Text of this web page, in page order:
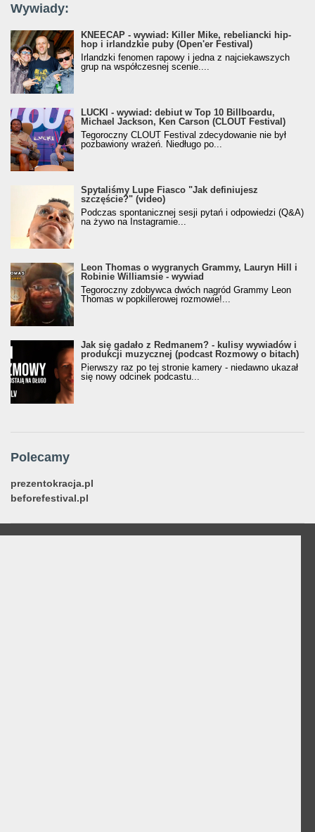
Wywiady:
KNEECAP - wywiad: Killer Mike, rebeliancki hip-
hop i irlandzkie puby (Open'er Festival)
Irlandzki fenomen rapowy i jedna z najciekawszych
grup na współczesnej scenie....
LUCKI - wywiad: debiut w Top 10 Billboardu,
Michael Jackson, Ken Carson (CLOUT Festival)
Tegoroczny CLOUT Festival zdecydowanie nie był
pozbawiony wrażeń. Niedługo po...
Spytaliśmy Lupe Fiasco "Jak definiujesz
szczęście?" (video)
Podczas spontanicznej sesji pytań i odpowiedzi (Q&A)
na żywo na Instagramie...
Leon Thomas o wygranych Grammy, Lauryn Hill i
Robinie Williamsie - wywiad
Tegoroczny zdobywca dwóch nagród Grammy Leon
Thomas w popkillerowej rozmowie!...
Jak się gadało z Redmanem? - kulisy wywiadów i
produkcji muzycznej (podcast Rozmowy o bitach)
Pierwszy raz po tej stronie kamery - niedawno ukazał
się nowy odcinek podcastu...
Polecamy
prezentokracja.pl
beforefestival.pl